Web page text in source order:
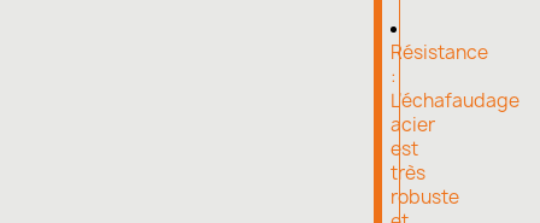
Résistance
:
L’échafaudage
acier
est
très
robuste